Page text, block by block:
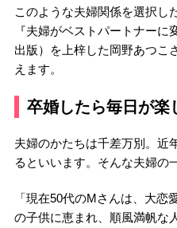
このような夫婦関係を選択し
『夫婦がベストパートナー
出版）を上梓した岡野あつこ
えます。
卒婚したら毎日が楽
夫婦のかたちは千差万別。近
るといいます。そんな夫婦の
「現在50代のMさんは、大恋
の子供に恵まれ、順風満帆な